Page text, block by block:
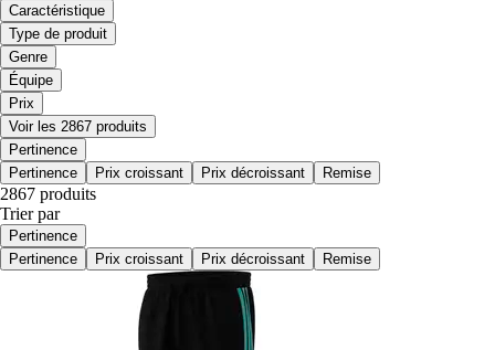
Caractéristique
Type de produit
Genre
Équipe
Prix
Voir les 2867 produits
Pertinence
Pertinence
Prix croissant Prix décroissant Remise
2867 produits
Trier par
Pertinence
Pertinence
Prix croissant Prix décroissant Remise